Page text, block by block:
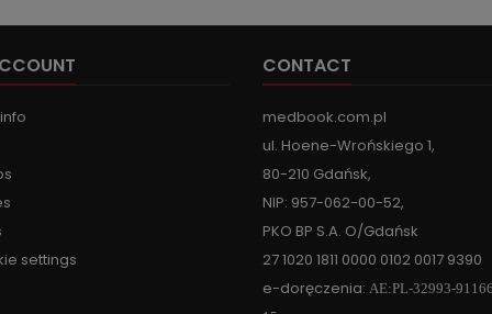
settings
CONTACT
medbook.com.pl
ul. Hoene-Wrońskiego 1,
80-210 Gdańsk,
NIP: 957-062-00-52,
PKO BP S.A. O/Gdańsk
27 1020 1811 0000 0102 0017 9390
e-doręczenia: AE:PL-32993-